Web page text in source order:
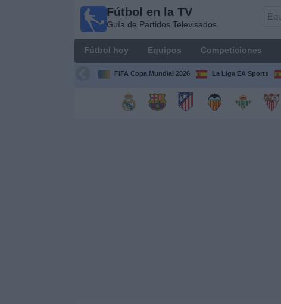
Fútbol en la TV
Guía de Partidos Televisados
Fútbol hoy Equipos Competiciones
FIFA Copa Mundial 2026 La Liga EA Sports